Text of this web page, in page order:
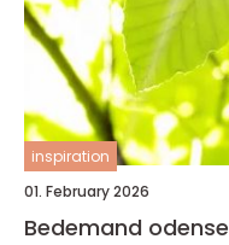
inspiration
01. February 2026
Bedemand odense sådan får du ro til at